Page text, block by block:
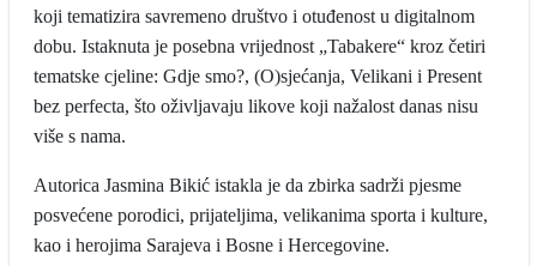
koji tematizira savremeno društvo i otuđenost u digitalnom
dobu. Istaknuta je posebna vrijednost „Tabakere“ kroz četiri
tematske cjeline: Gdje smo?, (O)sjećanja, Velikani i Present
bez perfecta, što oživljavaju likove koji nažalost danas nisu
više s nama.
Autorica Jasmina Bikić istakla je da zbirka sadrži pjesme
posvećene porodici, prijateljima, velikanima sporta i kulture,
kao i herojima Sarajeva i Bosne i Hercegovine.